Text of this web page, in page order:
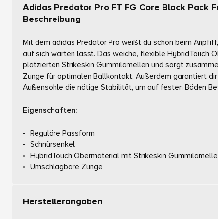
Adidas Predator Pro FT FG Core Black Pack
Beschreibung
Mit dem adidas Predator Pro weißt du schon beim
auf sich warten lässt. Das weiche, flexible HybridTouch
platzierten Strikeskin Gummilamellen und sorgt
Zunge für optimalen Ballkontakt. Außerdem garantiert
Außensohle die nötige Stabilität, um auf festen Böden
Eigenschaften:
Reguläre Passform
Schnürsenkel
HybridTouch Obermaterial mit Strikeskin
Umschlagbare Zunge
Herstellerangaben